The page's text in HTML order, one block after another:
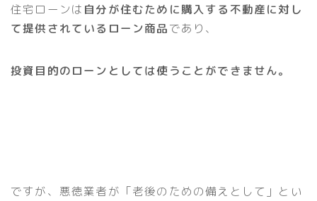
住宅ローンは 自分が住むために購入する不動産に対し
て提供されているローン商品であり、
投資目的のローンとしては使うことができません。
ですが、悪徳業者が「老後のための備えとして」とい